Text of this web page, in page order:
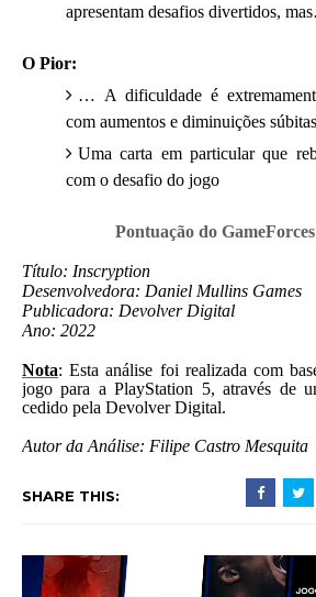
apresentam desafios divertidos,
O Pior:
… A dificuldade é
com aumentos e diminuições súbitas
Uma carta em particular que
com o desafio do jogo
Pontuação do
Título: Inscryption
Desenvolvedora: Daniel Mullins Games
Publicadora: Devolver Digital
Ano: 2022
Nota: Esta análise foi realizada com
jogo para a PlayStation 5, através de
cedido pela Devolver Digital.
Autor da Análise: Filipe Castro Mesquita
SHARE THIS: